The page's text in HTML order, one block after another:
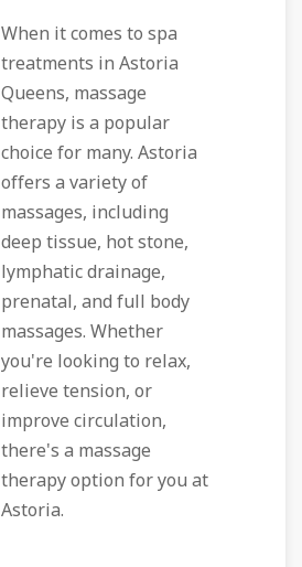
When it comes to spa
treatments in Astoria
Queens, massage
therapy is a popular
choice for many. Astoria
offers a variety of
massages, including
deep tissue, hot stone,
lymphatic drainage,
prenatal, and full body
massages. Whether
you're looking to relax,
relieve tension, or
improve circulation,
there's a massage
therapy option for you at
Astoria.